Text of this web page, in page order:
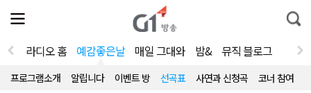
전
체
뉴
열
통
합
라디오 홈 예감좋은날 매일 그대와 밤& 뮤직 블로그
프로그램소개 알립니다 이벤트 방 선곡표 사연과 신청곡 코너 참여